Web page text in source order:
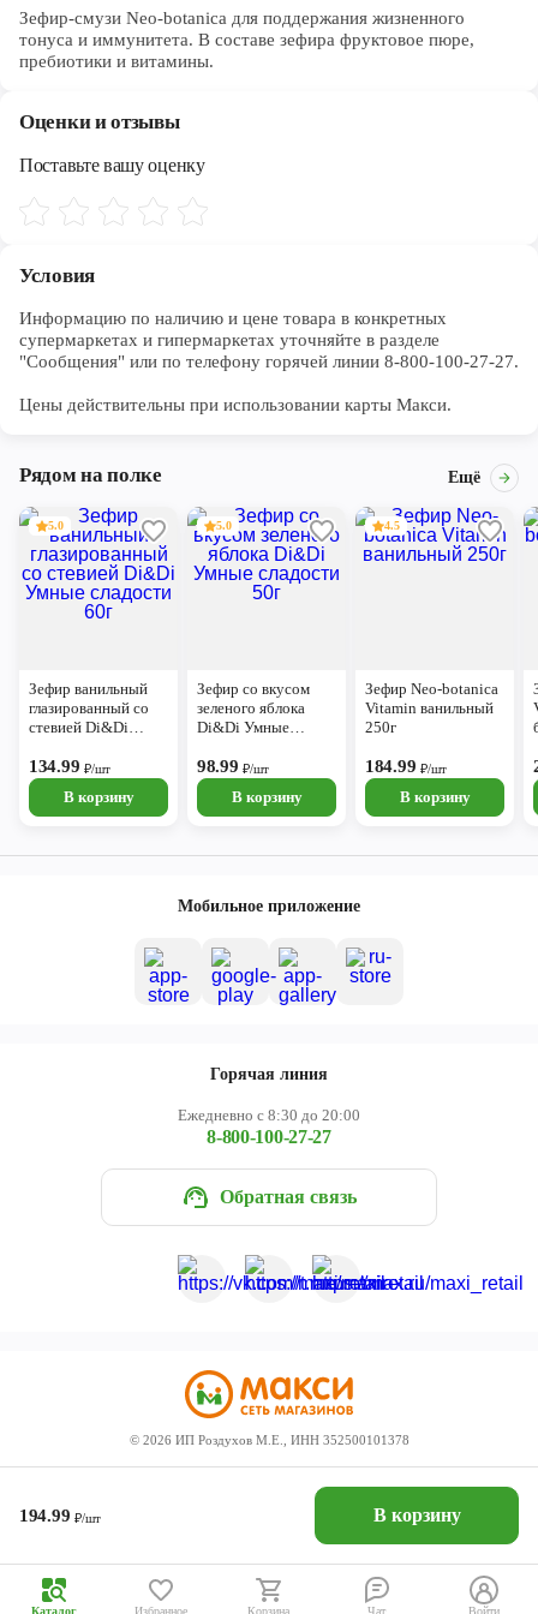
194.99 ₽/шт В корзину
Зефир-смузи Neo-botanica для поддержания жизненного
тонуса и иммунитета. В составе зефира фруктовое пюре,
пребиотики и витамины.
Оценки и отзывы
Поставьте вашу оценку
Условия
Информацию по наличию и цене товара в конкретных
супермаркетах и гипермаркетах уточняйте в разделе
"Сообщения" или по телефону горячей линии 8-800-100-27-27.
Цены действительны при использовании карты Макси.
Рядом на полке Ещё
5.0
Зефир ванильный
глазированный со
стевией Di&Di
134.99 ₽/шт
В корзину
5.0
Зефир со вкусом
зеленого яблока
Di&Di Умные
98.99₽/шт
В корзину
4.5
Зефир Neo-botanica
Vitamin ванильный
250г
184.99 ₽/шт
В корзину
Мобильное приложение
Горячая линия
Ежедневно с 8:30 до 20:00
8-800-100-27-27
Обратная связь
© 2026 ИП Роздухов М.Е., ИНН 352500101378
Каталог Избранное Корзина Чат Войти